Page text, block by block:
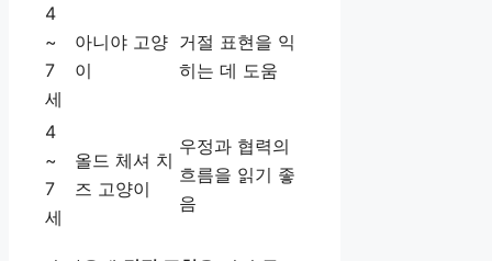
4
~
7
세
아니야 고양
이
거절 표현을 익
히는 데 도움
4
~
7
세
올드 체셔 치
즈 고양이
우정과 협력의
흐름을 읽기 좋
음